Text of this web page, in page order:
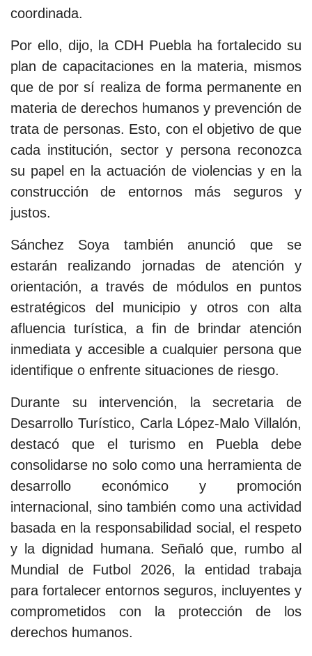
coordinada.
Por ello, dijo, la CDH Puebla ha fortalecido su
plan de capacitaciones en la materia, mismos
que de por sí realiza de forma permanente en
materia de derechos humanos y prevención de
trata de personas. Esto, con el objetivo de que
cada institución, sector y persona reconozca
su papel en la actuación de violencias y en la
construcción de entornos más seguros y
justos.
Sánchez Soya también anunció que se
estarán realizando jornadas de atención y
orientación, a través de módulos en puntos
estratégicos del municipio y otros con alta
afluencia turística, a fin de brindar atención
inmediata y accesible a cualquier persona que
identifique o enfrente situaciones de riesgo.
Durante su intervención, la secretaria de
Desarrollo Turístico, Carla López-Malo Villalón,
destacó que el turismo en Puebla debe
consolidarse no solo como una herramienta de
desarrollo económico y promoción
internacional, sino también como una actividad
basada en la responsabilidad social, el respeto
y la dignidad humana. Señaló que, rumbo al
Mundial de Futbol 2026, la entidad trabaja
para fortalecer entornos seguros, incluyentes y
comprometidos con la protección de los
derechos humanos.